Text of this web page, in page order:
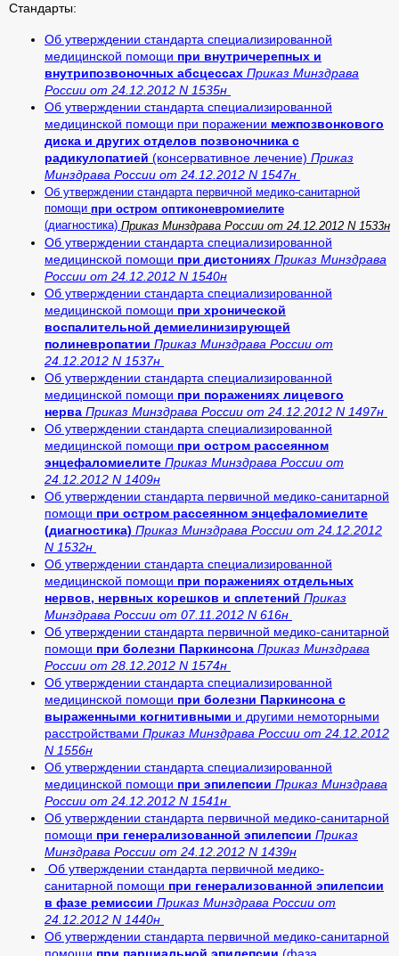
Стандарты:
Об утверждении стандарта специализированной
медицинской помощи при внутричерепных и
внутрипозвоночных абсцессах Приказ Минздрава
России от 24.12.2012 N 1535н
Об утверждении стандарта специализированной
медицинской помощи при поражении межпозвонкового
диска и других отделов позвоночника с
радикулопатией (консервативное лечение) Приказ
Минздрава России от 24.12.2012 N 1547н
Об утверждении стандарта первичной медико-санитарной
помощи при остром оптиконевромиелите
(диагностика) Приказ Минздрава России от 24.12.2012 N 1533н
Об утверждении стандарта специализированной
медицинской помощи при дистониях Приказ Минздрава
России от 24.12.2012 N 1540н
Об утверждении стандарта специализированной
медицинской помощи при хронической
воспалительной демиелинизирующей
полиневропатии Приказ Минздрава России от
24.12.2012 N 1537н
Об утверждении стандарта специализированной
медицинской помощи при поражениях лицевого
нерва Приказ Минздрава России от 24.12.2012 N 1497н
Об утверждении стандарта специализированной
медицинской помощи при остром рассеянном
энцефаломиелите Приказ Минздрава России от
24.12.2012 N 1409н
Об утверждении стандарта первичной медико-санитарной
помощи при остром рассеянном энцефаломиелите
(диагностика) Приказ Минздрава России от 24.12.2012
N 1532н
Об утверждении стандарта специализированной
медицинской помощи при поражениях отдельных
нервов, нервных корешков и сплетений Приказ
Минздрава России от 07.11.2012 N 616н
Об утверждении стандарта первичной медико-санитарной
помощи при болезни Паркинсона Приказ Минздрава
России от 28.12.2012 N 1574н
Об утверждении стандарта специализированной
медицинской помощи при болезни Паркинсона с
выраженными когнитивными и другими немоторными
расстройствами Приказ Минздрава России от 24.12.2012
N 1556н
Об утверждении стандарта специализированной
медицинской помощи при эпилепсии Приказ Минздрава
России от 24.12.2012 N 1541н
Об утверждении стандарта первичной медико-санитарной
помощи при генерализованной эпилепсии Приказ
Минздрава России от 24.12.2012 N 1439н
Об утверждении стандарта первичной медико-
санитарной помощи при генерализованной эпилепсии
в фазе ремиссии Приказ Минздрава России от
24.12.2012 N 1440н
Об утверждении стандарта первичной медико-санитарной
помощи при парциальной эпилепсии (фаза